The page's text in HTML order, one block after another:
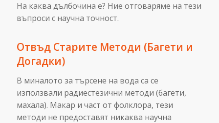
На каква дълбочина е? Ние отговаряме на тези
въпроси с научна точност.
Отвъд Старите Методи (Багети и
Догадки)
В миналото за търсене на вода са се
използвали радиестезични методи (багети,
махала). Макар и част от фолклора, тези
методи не предоставят никаква научна